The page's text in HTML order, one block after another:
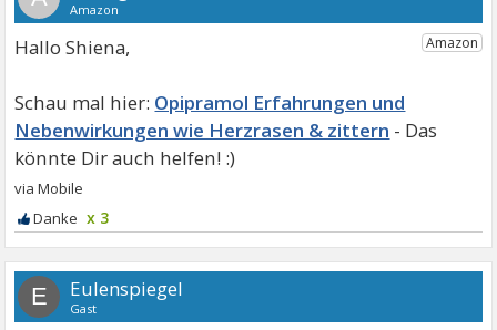
Hallo Shiena,
Opipramol Erfahrungen und
Nebenwirkungen wie Herzrasen & zittern
x 3
E Eulenspiegel
Gast